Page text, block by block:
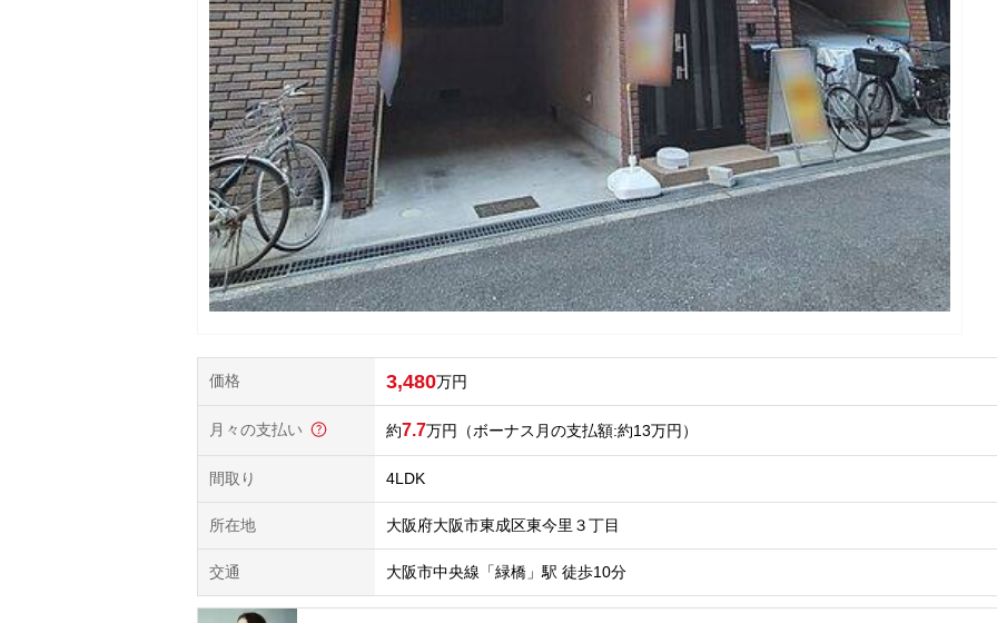
価格 3,480万円
月々の支払い 7.7万円 （ボーナス月の支払額:約13万円）
間取り 4LDK
所在地 大阪府大阪市東成区東今里３丁目
交通 大阪市中央線「緑橋」駅 徒歩10分